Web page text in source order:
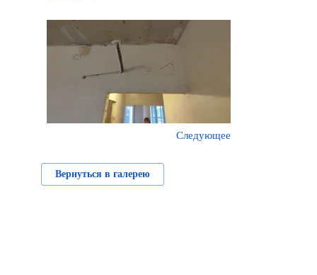
Следующее
Вернуться в галерею